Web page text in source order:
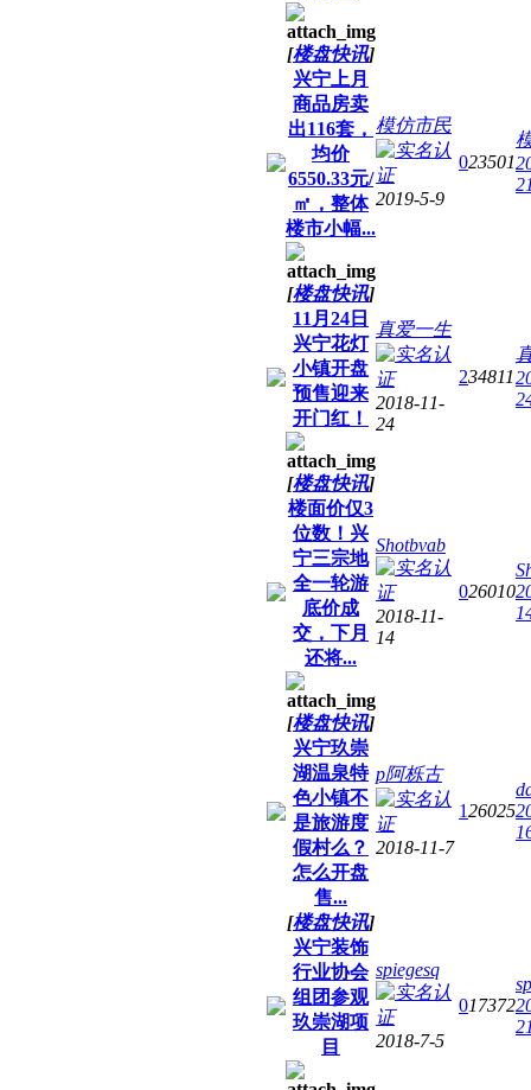
[楼盘快讯]
兴宁上月
商品房卖
出116套，
均价
6550.33元/
㎡，整体
楼市小幅...
模仿市民
2019-5-9
023501
[楼盘快讯]
11月24日
兴宁花灯
小镇开盘
预售迎来
开门红！
真爱一生
2018-11-
24
234811
[楼盘快讯]
楼面价仅3
位数！兴
宁三宗地
全一轮游
底价成
交，下月
还将...
Shotbvab
2018-11-
14
026010
[楼盘快讯]
兴宁玖崇
湖温泉特
色小镇不
是旅游度
假村么？
怎么开盘
售...
p阿栎古
2018-11-7
126025
[楼盘快讯]
兴宁装饰
行业协会
组团参观
玖崇湖项
目
spiegesq
2018-7-5
017372